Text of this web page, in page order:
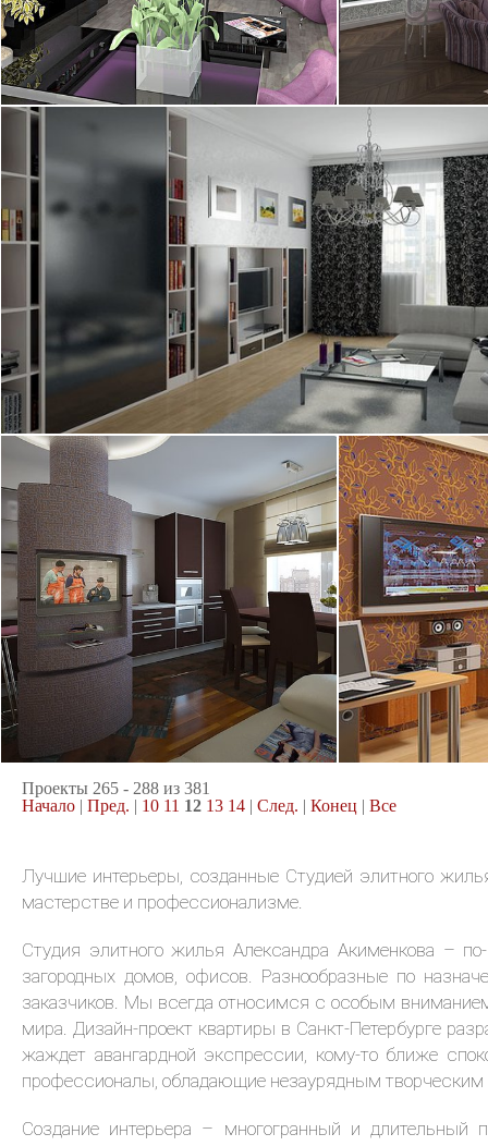
квартира, 125 м2
21.08.2008
квартира, 92 м
квартира, 100 м
квартира, 85 м
23.06.2008
квартира, 120
18.06.2008
Проекты 265 - 288 из 381
Начало | Пред. | 10 11 12 13 14 | След. | Конец | Все
Лучшие интерьеры, созданные Студией элитного
мастерстве и профессионализме.
Студия элитного жилья Александра Акименкова –
загородных домов, офисов. Разнообразные по
заказчиков. Мы всегда относимся с особым
мира. Дизайн-проект квартиры в Санкт-Петербурге
жаждет авангардной экспрессии, кому-то ближе
профессионалы, обладающие незаурядным
Создание интерьера – многогранный и длительный